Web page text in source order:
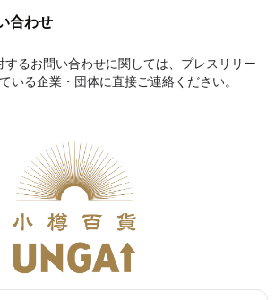
合わせ
するお問い合わせに関しては、プレスリリー
いる企業・団体に直接ご連絡ください。